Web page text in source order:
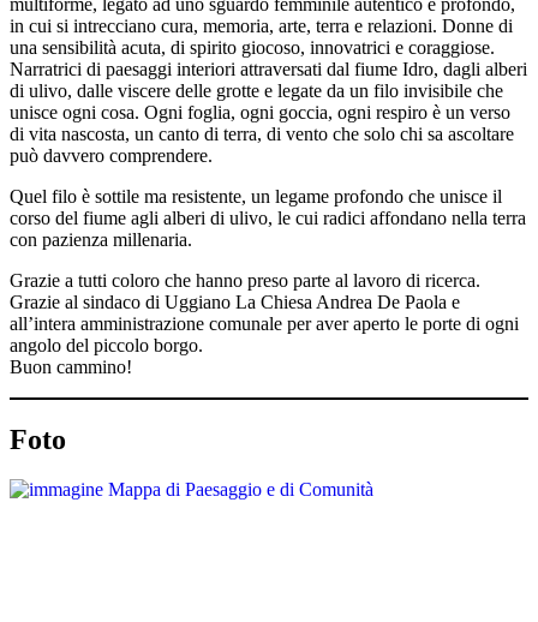
in cui si intrecciano cura, memoria, arte, terra e relazioni. Donne di
una sensibilità acuta, di spirito giocoso, innovatrici e coraggiose.
Narratrici di paesaggi interiori attraversati dal fiume Idro, dagli alberi
di ulivo, dalle viscere delle grotte e legate da un filo invisibile che
unisce ogni cosa. Ogni foglia, ogni goccia, ogni respiro è un verso
di vita nascosta, un canto di terra, di vento che solo chi sa ascoltare
può davvero comprendere.
Quel filo è sottile ma resistente, un legame profondo che unisce il
corso del fiume agli alberi di ulivo, le cui radici affondano nella terra
con pazienza millenaria.
Grazie a tutti coloro che hanno preso parte al lavoro di ricerca.
Grazie al sindaco di Uggiano La Chiesa Andrea De Paola e
all’intera amministrazione comunale per aver aperto le porte di ogni
angolo del piccolo borgo.
Buon cammino!
Foto